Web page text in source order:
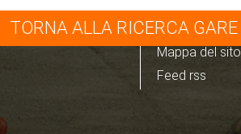
TORNA ALLA RICERCA GARE
Mappa del sito
Feed rss